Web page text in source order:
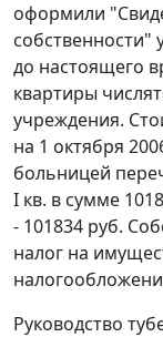
оформили
собственности"
до настоящего
квартиры
учреждения.
на 1 октября
больницей
I кв. в сумме
- 101834 руб.
налог на
Руководство